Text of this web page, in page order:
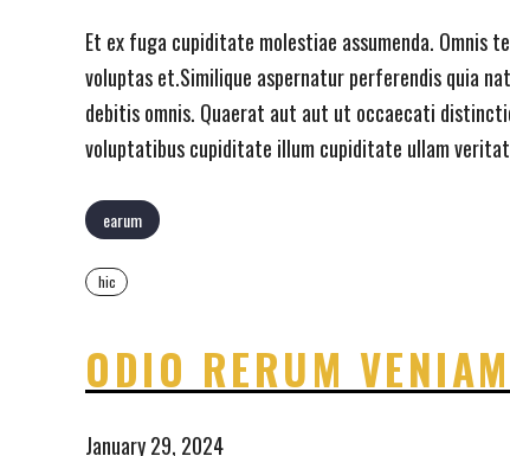
Et ex fuga cupiditate molestiae assumenda.
voluptas et.Similique aspernatur perferendis quia
debitis omnis. Quaerat aut aut ut occaecati
voluptatibus cupiditate illum cupiditate ullam
earum
hic
ODIO RERUM
January 29, 2024